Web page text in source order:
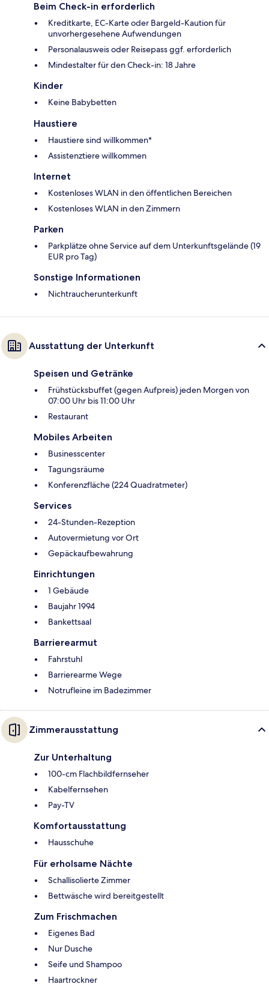
Beim Check-in erforderlich
Kreditkarte, EC-Karte oder Bargeld-Kaution für
unvorhergesehene Aufwendungen
Personalausweis oder Reisepass ggf. erforderlich
Mindestalter für den Check-in: 18 Jahre
Kinder
Keine Babybetten
Haustiere
Haustiere sind willkommen*
Assistenztiere willkommen
Internet
Kostenloses WLAN in den öffentlichen Bereichen
Kostenloses WLAN in den Zimmern
Parken
Parkplätze ohne Service auf dem Unterkunftsgelände (19
EUR pro Tag)
Sonstige Informationen
Nichtraucherunterkunft
Ausstattung der Unterkunft
Speisen und Getränke
Frühstücksbuffet (gegen Aufpreis) jeden Morgen von
07:00 Uhr bis 11:00 Uhr
Restaurant
Mobiles Arbeiten
Businesscenter
Tagungsräume
Konferenzfläche (224 Quadratmeter)
Services
24-Stunden-Rezeption
Autovermietung vor Ort
Gepäckaufbewahrung
Einrichtungen
1 Gebäude
Baujahr 1994
Bankettsaal
Barrierearmut
Fahrstuhl
Barrierearme Wege
Notrufleine im Badezimmer
Zimmerausstattung
Zur Unterhaltung
100-cm Flachbildfernseher
Kabelfernsehen
Pay-TV
Komfortausstattung
Hausschuhe
Für erholsame Nächte
Schallisolierte Zimmer
Bettwäsche wird bereitgestellt
Zum Frischmachen
Eigenes Bad
Nur Dusche
Seife und Shampoo
Haartrockner